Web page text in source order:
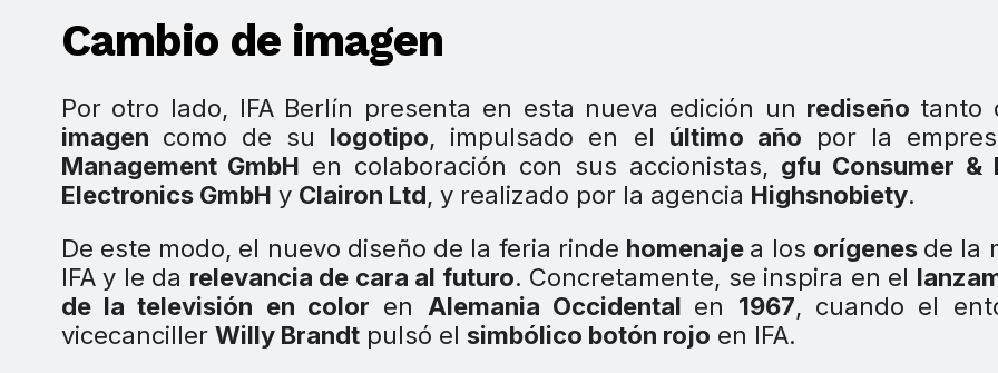
Cambio de imagen
Por otro lado, IFA Berlín presenta en esta nueva edición un rediseño tanto
imagen como de su logotipo, impulsado en el último año por la
Management GmbH en colaboración con sus accionistas, gfu Consumer &
Electronics GmbH y Clairon Ltd, y realizado por la agencia Highsnobiety.
De este modo, el nuevo diseño de la feria rinde homenaje a los orígenes de la
IFA y le da relevancia de cara al futuro. Concretamente, se inspira en el
de la televisión en color en Alemania Occidental en 1967, cuando el
vicecanciller Willy Brandtpulsó el simbólico botón rojo en IFA.